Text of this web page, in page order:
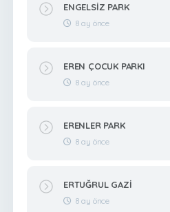
ENGELSİZ PARK
8 ay önce
EREN ÇOCUK PARKI
8 ay önce
ERENLER PARK
8 ay önce
ERTUĞRUL GAZİ
8 ay önce